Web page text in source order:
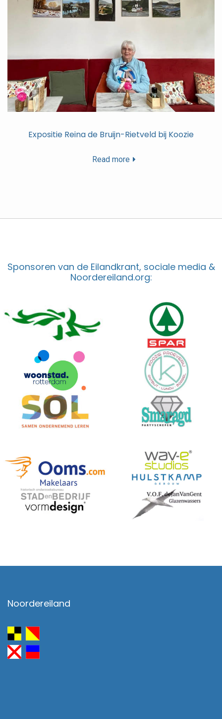
Expositie Reina de Bruijn-Rietveld bij Koozie
Read more
Sponsoren van de Eilandkrant, sociale media &
Noordereiland.org:
Noordereiland